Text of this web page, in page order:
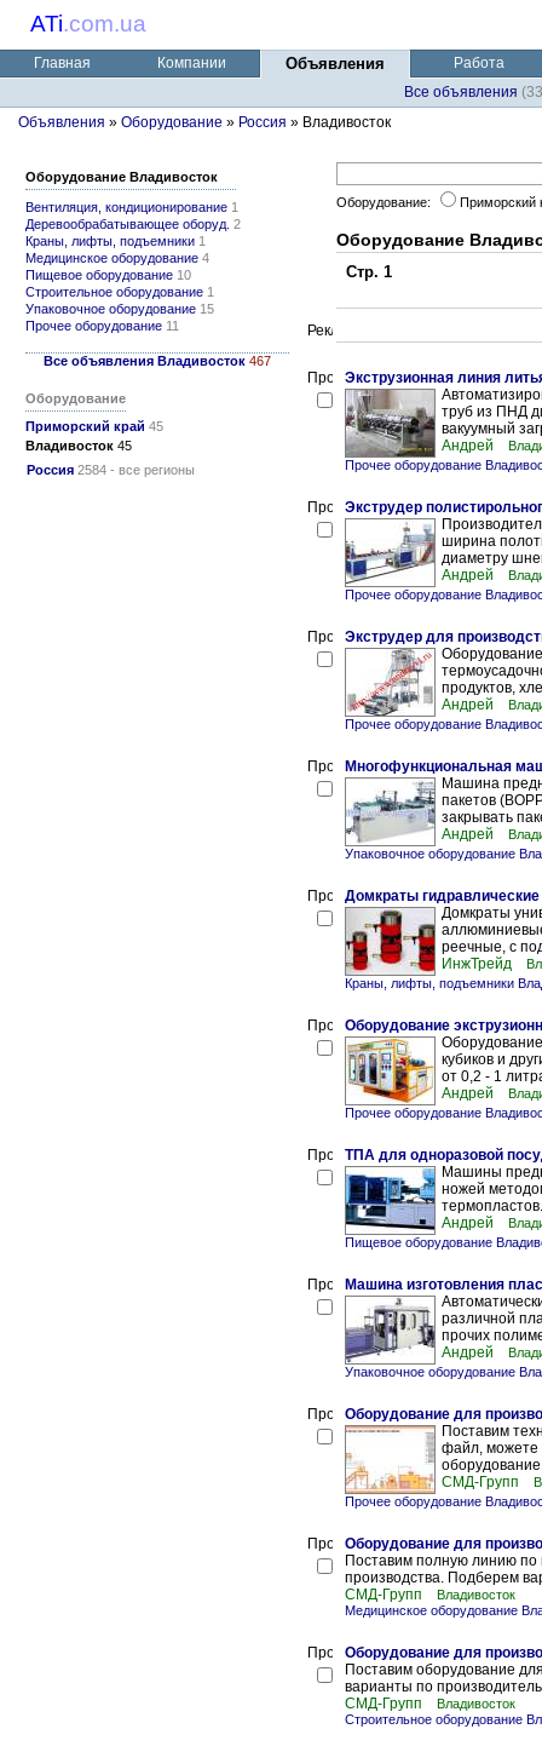
ATi.com.ua
Главная Компании Объявления
Работа
Все объявления
Объявления » Оборудование » Россия » Владивосток
Оборудование Владивосток
Вентиляция, кондиционирование 1
Деревообрабатывающее оборуд. 2
Краны, лифты, подъемники 1
Медицинское оборудование 4
Пищевое оборудование 10
Строительное оборудование 1
Упаковочное оборудование 15
Прочее оборудование 11
Все объявления Владивосток 467
Оборудование
Приморский край 45
Владивосток 45
Россия 2584 - все регионы
Оборудование: Приморский
Оборудование
Стр. 1
Экструзионная линия
труб из ПНД
вакуумный
Андрей
Прочее оборудование
Экструдер
ширина
диаметру
Андрей
Прочее оборудование
Экструдер для
продуктов,
Андрей
Прочее оборудование
Многофункциональная
Машина
пакетов
закрывать
Андрей
Упаковочное оборудование
Домкраты гидравлические
Домкраты
реечные, с
ИнжТрейд
Краны, лифты, подъемники
Оборудование
кубиков и
от 0,2 - 1
Андрей
Прочее оборудование
ТПА для одноразовой
Машины
ножей
Андрей
Пищевое оборудование
Машина изготовления
различной
прочих
Андрей
Упаковочное оборудование
Оборудование для
Поставим
файл, можете
СМД-Групп
Прочее оборудование
Оборудование для
Поставим полную линию по
производства. Подберем
СМД-Групп
Владивосток
Медицинское оборудование
Оборудование для
Поставим оборудование
варианты по
СМД-Групп
Владивосток
Строительное оборудование